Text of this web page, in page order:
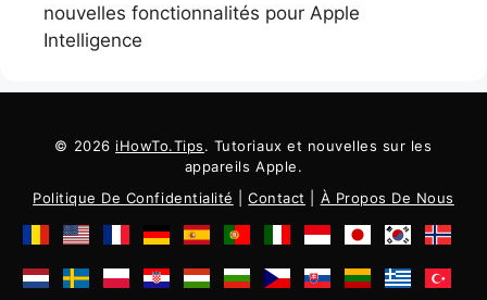
nouvelles fonctionnalités pour Apple
Intelligence
© 2026 iHowTo.Tips. Tutoriaux et nouvelles sur les
appareils Apple.
Politique De Confidentialité
|Contact À Propos De Nous